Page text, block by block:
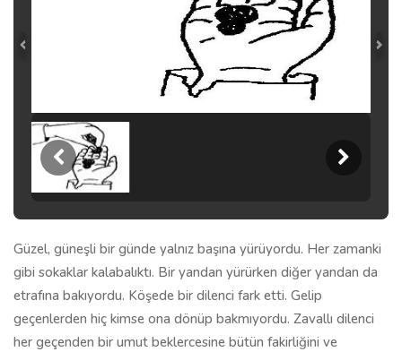
Güzel, güneşli bir günde yalnız başına yürüyordu. Her zamanki
gibi sokaklar kalabalıktı. Bir yandan yürürken diğer yandan da
etrafına bakıyordu. Köşede bir dilenci fark etti. Gelip
geçenlerden hiç kimse ona dönüp bakmıyordu. Zavallı dilenci
her geçenden bir umut beklercesine bütün fakirliğini ve